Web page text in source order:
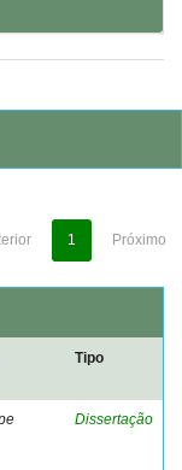
1 Próximo
Tipo
Dissertação